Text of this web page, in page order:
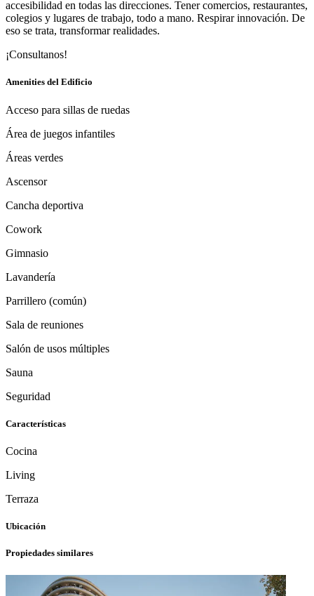
accesibilidad en todas las direcciones. Tener comercios, restaurantes,
colegios y lugares de trabajo, todo a mano. Respirar innovación. De
eso se trata, transformar realidades.
¡Consultanos!
Amenities del Edificio
Acceso para sillas de ruedas
Área de juegos infantiles
Áreas verdes
Ascensor
Cancha deportiva
Cowork
Gimnasio
Lavandería
Parrillero (común)
Sala de reuniones
Salón de usos múltiples
Sauna
Seguridad
Características
Cocina
Living
Terraza
Ubicación
Propiedades similares